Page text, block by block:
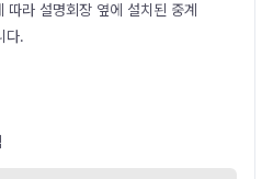
라 설명회장 옆에 설치된 중계
다.